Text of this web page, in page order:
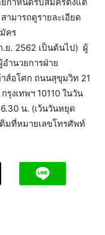
มารถดูรายละเอียด
คร
.ย. 2562 เป็นต้นไป) ผู้
ำนวยการฝ่าย
ส์อโศก ถนนสุขุมวิท 21
งเทพฯ 10110 ในวัน
น. (เว้นวันหยุด
มที่หมายเลขโทรศัพท์